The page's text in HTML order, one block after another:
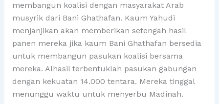
membangun koalisi dengan masyarakat Arab
musyrik dari Bani Ghathafan. Kaum Yahudi
menjanjikan akan memberikan setengah hasil
panen mereka jika kaum Bani Ghathafan bersedia
untuk membangun pasukan koalisi bersama
mereka. Alhasil terbentuklah pasukan gabungan
dengan kekuatan 14.000 tentara. Mereka tinggal
menunggu waktu untuk menyerbu Madinah.